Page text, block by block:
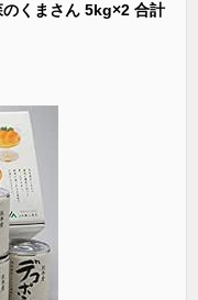
くまさん 5kg×2 合計